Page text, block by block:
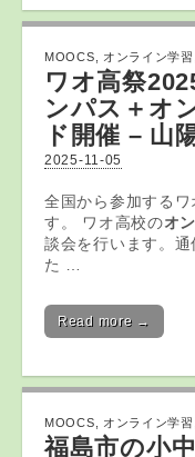
MOOCS オンライン学習
ワオ高祭
ンパス＋ オ
ド開催 – 山
2025-11-05
全国から参加する
す。 ワオ高校のオ
談会を行います。
た …
Read more →
MOOCS オンライン学習
福島市の小